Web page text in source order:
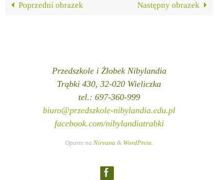
Poprzedni obrazek Następny obrazek
Przedszkole i Żłobek Nibylandia
Trąbki 430, 32-020 Wieliczka
tel.: 697-360-999
biuro@przedszkole-nibylandia.edu.pl
facebook.com/nibylandiatrabki
Oparte na Nirvana & WordPress.